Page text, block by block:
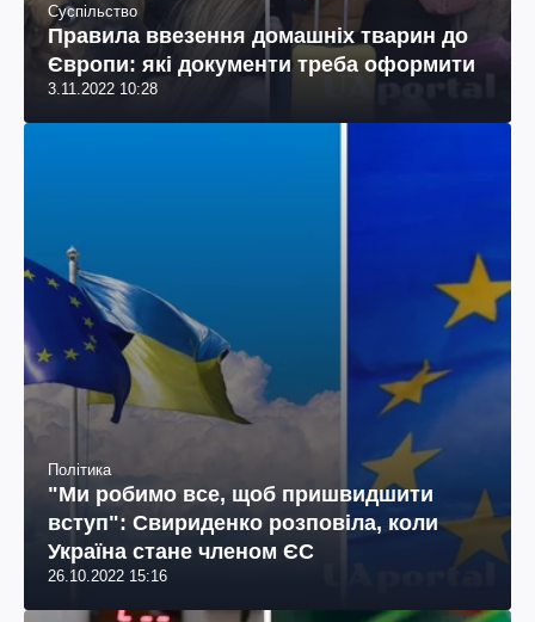
Суспільство
Правила ввезення домашніх тварин до
Європи: які документи треба оформити
3.11.2022 10:28
Політика
"Ми робимо все, щоб пришвидшити
вступ": Свириденко розповіла, коли
Україна стане членом ЄС
26.10.2022 15:16